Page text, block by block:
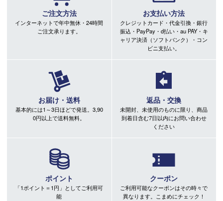
ご注文方法
インターネットで年中無休・24時間
ご注文承ります。
お支払い方法
クレジットカード・代金引換・銀行
振込・PayPay・d払い・au PAY・キ
ャリア決済（ソフトバンク）・コン
ビニ支払い。
お届け・送料
基本的には1～3日ほどで発送。3,90
0円以上で送料無料。
返品・交換
未開封、未使用のものに限り、商品
到着日含む7日以内にお問い合わせ
ください
ポイント
「1ポイント＝1円」としてご利用可
能
クーポン
ご利用可能なクーポンはその時々で
異なります。こまめにチェック！